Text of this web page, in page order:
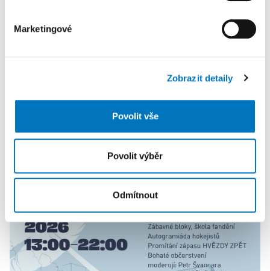
K personalizaci obsahu a reklam, poskytování funkcí
sdílíme se svými partnery pro sociální média, inzerci a
získali v důsledku toho, že používáte jejich služby.
Marketingové
Zobrazit detaily
Povolit vše
Povolit výběr
Odmítnout
PETRA KLEMENTOVÁ